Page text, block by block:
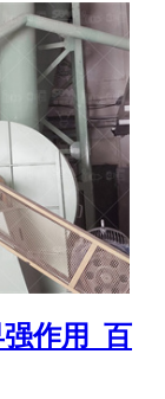
作用_百